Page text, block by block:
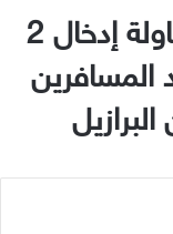
جمارك المطار أحبطت محاولة إدخال 2
المسافرين